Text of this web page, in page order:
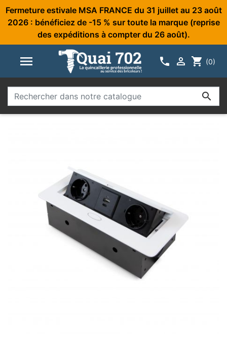
Fermeture estivale MSA FRANCE du 31 juillet au 23 août
2026 : bénéficiez de -15 % sur toute la marque (reprise
des expéditions à compter du 26 août).
   shopping_cart (0)
